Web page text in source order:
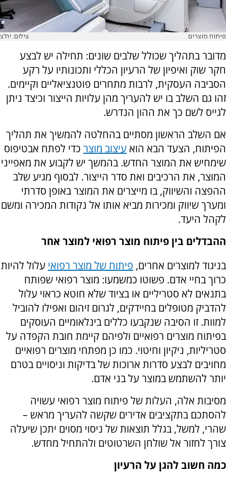
פיתוח מוצרים צילום: יח"צ
מדובר בתהליך שכולל שלבים שונים: תחילה יש לבצע
חקר שוק ואיפיון של הרעיון הכללי ותכונותיו על רקע
הסביבה העסקית, לרבות מתחרים פוטנציאליים וקיימים.
זהו גם השלב בו יש להעריך מהן עלויות הייצור וכיצד ניתן
לגייס לשם כך את ההון הנדרש.
אם השלב הראשון מסתיים בהחלטה להמשיך את תהליך
הפיתוח, הצעד הבא הוא עיצוב מוצר כדי לפתח אבטיפוס
שימחיש את המוצר החדש. בהמשך יש לקבוע את מאפייני
המוצר, את הרכיבים ואת סדר הייצור. לבסוף מגיע שלב
ההפצה והשיווק, בו מייצרים את המוצר באופן סדרתי
ומערך שיווק ומכירות מביא אותו אל נקודות המכירה ומשם
לקהל היעד.
ההבדלים בין פיתוח מוצר רפואי למוצר אחר
בניגוד למוצרים אחרים, פיתוח של מוצר רפואי עלול להיות
כרוך בחיי אדם. פשוטו כמשמעו: מוצר רפואי שפותח
בתנאים לא סטריליים או בציוד שלא חוטא כראוי עלול
להדביק מטופלים בחיידקים, לגרום זיהום ואפילו להוביל
למוות. זו הסיבה שנקבעו כללים בינלאומיים העוסקים
בפיתוח מוצרים רפואיים ולפיהם קיימת חובת הקפדה על
סטריליות, ניקיון וחיטוי. כמו כן מפתחי מוצרים רפואיים
מחויבים לבצע סדרות ארוכות של בדיקות וניסויים בטרם
יותר להשתמש במוצר על בני אדם.
מסיבות אלה, העלות של פיתוח מוצר רפואי עשויה
להסתכם בתקציבים אדירים שקשה להעריך מראש –
שהרי, למשל, בגלל תוצאות של ניסוי מסוים יתכן שיעלה
צורך לחזור אל שולחן השרטוטים ולהתחיל מחדש.
כמה חשוב להגן על הרעיון